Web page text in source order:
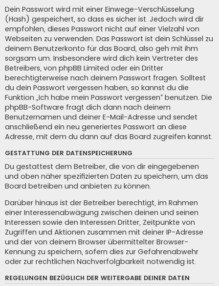
Dein Passwort wird mit einer Einwege-Verschlüsselung
(Hash) gespeichert, so dass es sicher ist. Jedoch wird dir
empfohlen, dieses Passwort nicht auf einer Vielzahl von
Webseiten zu verwenden. Das Passwort ist dein Schlüssel zu
deinem Benutzerkonto für das Board, also geh mit ihm
sorgsam um. Insbesondere wird dich kein Vertreter des
Betreibers, von phpBB Limited oder ein Dritter
berechtigterweise nach deinem Passwort fragen. Solltest
du dein Passwort vergessen haben, so kannst du die
Funktion „Ich habe mein Passwort vergessen“ benutzen. Die
phpBB-Software fragt dich dann nach deinem
Benutzernamen und deiner E-Mail-Adresse und sendet
anschließend ein neu generiertes Passwort an diese
Adresse, mit dem du dann auf das Board zugreifen kannst.
GESTATTUNG DER DATENSPEICHERUNG
Du gestattest dem Betreiber, die von dir eingegebenen
und oben näher spezifizierten Daten zu speichern, um das
Board betreiben und anbieten zu können.
Darüber hinaus ist der Betreiber berechtigt, im Rahmen
einer Interessenabwägung zwischen deinen und seinen
Interessen sowie den Interessen Dritter, Zeitpunkte von
Zugriffen und Aktionen zusammen mit deiner IP-Adresse
und der von deinem Browser übermittelter Browser-
Kennung zu speichern, sofern dies zur Gefahrenabwehr
oder zur rechtlichen Nachverfolgbarkeit notwendig ist.
REGELUNGEN BEZÜGLICH DER WEITERGABE DEINER DATEN